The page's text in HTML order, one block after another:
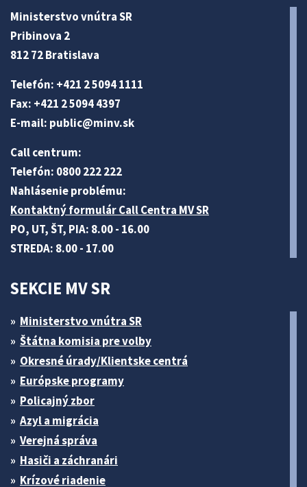
Ministerstvo vnútra SR
Pribinova 2
812 72 Bratislava
Telefón: +421 2 5094 1111
Fax: +421 2 5094 4397
E-mail: public@minv.sk
Call centrum:
Telefón: 0800 222 222
Nahlásenie problému:
Kontaktný formulár Call Centra MV SR
PO, UT, ŠT, PIA: 8.00 - 16.00
STREDA: 8.00 - 17.00
SEKCIE MV SR
Ministerstvo vnútra SR
Štátna komisia pre volby
Okresné úrady/Klientske centrá
Európske programy
Policajný zbor
Azyl a migrácia
Verejná správa
Hasiči a záchranári
Krízové riadenie